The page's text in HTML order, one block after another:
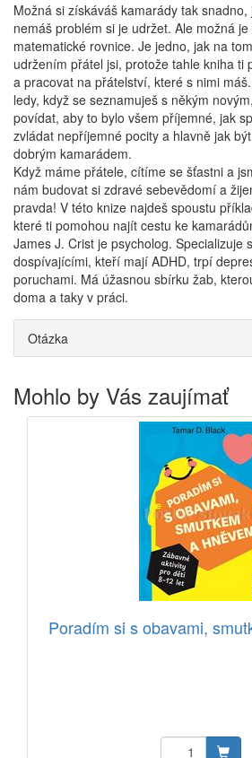
Možná si získáváš kamarády tak
nemáš problém si je udržet. Ale možná
matematické rovnice. Je jedno, jak na
udržením přátel jsi, protože tahle kniha ti
a pracovat na přátelství, které s nimi
ledy, když se seznamuješ s někým
povídat, aby to bylo všem příjemné, jak
zvládat nepříjemné pocity a hlavně jak
dobrým kamarádem.
Když máme přátele, cítíme se šťastni a
nám budovat si zdravé sebevědomí a
pravda! V této knize najdeš spoustu
které ti pomohou najít cestu ke
James J. Crist je psycholog. Specializuje
dospívajícími, kteří mají ADHD, trpí
poruchami. Má úžasnou sbírku žab,
doma a taky v práci.
Otázka
Mohlo by Vás zaujímať
Poradím si s obavami,